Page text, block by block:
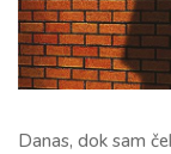
Danas, dok sam